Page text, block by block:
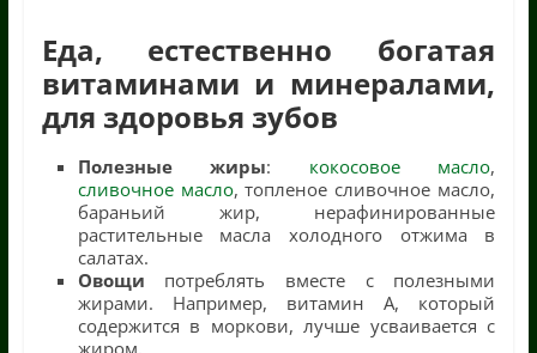
Еда, естественно богатая
витаминами и минералами,
для здоровья зубов
Полезные жиры: кокосовое масло,
сливочное масло, топленое сливочное масло,
бараньий жир, нерафинированные
растительные масла холодного отжима в
салатах.
Овощи потреблять вместе с полезными
жирами. Например, витамин А, который
содержится в моркови, лучше усваивается с